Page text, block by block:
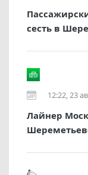
сесть в
12:22, 23
Лайнер